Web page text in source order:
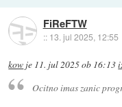
FiReFTW
:: 13. jul 2025, 12:55
kow je 11. jul 2025 ob 16:13
Ocitno imas zanic